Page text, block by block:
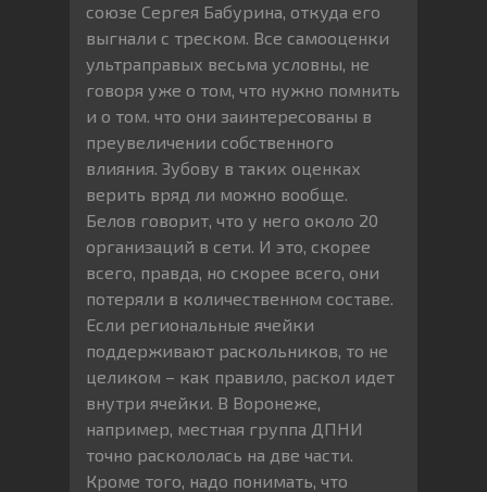
союзе Сергея Бабурина, откуда его
выгнали с треском. Все самооценки
ультраправых весьма условны, не
говоря уже о том, что нужно помнить
и о том. что они заинтересованы в
преувеличении собственного
влияния. Зубову в таких оценках
верить вряд ли можно вообще.
Белов говорит, что у него около 20
организаций в сети. И это, скорее
всего, правда, но скорее всего, они
потеряли в количественном составе.
Если региональные ячейки
поддерживают раскольников, то не
целиком – как правило, раскол идет
внутри ячейки. В Воронеже,
например, местная группа ДПНИ
точно раскололась на две части.
Кроме того, надо понимать, что